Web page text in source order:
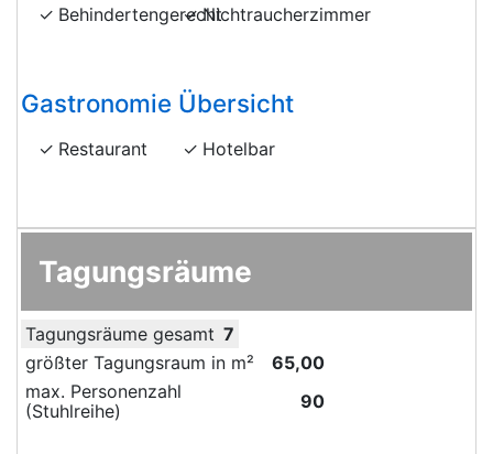
BehindertengerechtNichtraucherzimmer
Gastronomie Übersicht
Restaurant Hotelbar
Tagungsräume
Tagungsräume gesamt 7
größter Tagungsraum in m²
65,00
max. Personenzahl
(Stuhlreihe)
90